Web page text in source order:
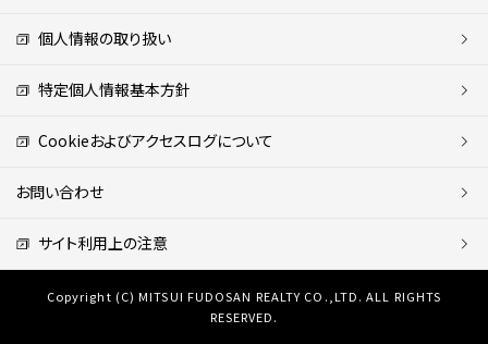
個人情報の取り扱い
特定個人情報基本方針
Cookieおよびアクセスログについて
お問い合わせ
サイト利用上の注意
Copyright (C) MITSUI FUDOSAN REALTY CO.,LTD. ALL RIGHTS
RESERVED.